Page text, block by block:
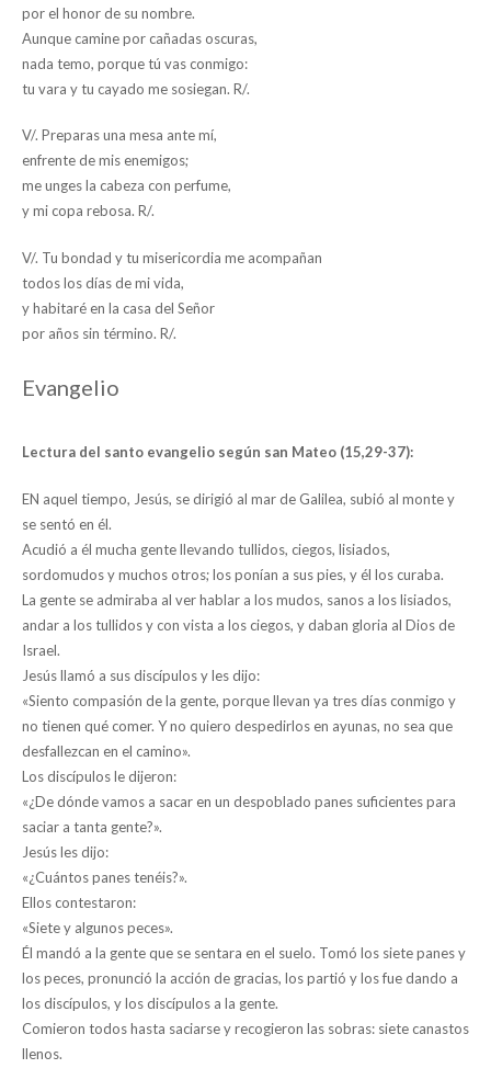
por el honor de su nombre.
Aunque camine por cañadas oscuras,
nada temo, porque tú vas conmigo:
tu vara y tu cayado me sosiegan. R/.
V/. Preparas una mesa ante mí,
enfrente de mis enemigos;
me unges la cabeza con perfume,
y mi copa rebosa. R/.
V/. Tu bondad y tu misericordia me acompañan
todos los días de mi vida,
y habitaré en la casa del Señor
por años sin término. R/.
Evangelio
Lectura del santo evangelio según san Mateo (15,29-37):
EN aquel tiempo, Jesús, se dirigió al mar de Galilea, subió al monte y
se sentó en él.
Acudió a él mucha gente llevando tullidos, ciegos, lisiados,
sordomudos y muchos otros; los ponían a sus pies, y él los curaba.
La gente se admiraba al ver hablar a los mudos, sanos a los lisiados,
andar a los tullidos y con vista a los ciegos, y daban gloria al Dios de
Israel.
Jesús llamó a sus discípulos y les dijo:
«Siento compasión de la gente, porque llevan ya tres días conmigo y
no tienen qué comer. Y no quiero despedirlos en ayunas, no sea que
desfallezcan en el camino».
Los discípulos le dijeron:
«¿De dónde vamos a sacar en un despoblado panes suficientes para
saciar a tanta gente?».
Jesús les dijo:
«¿Cuántos panes tenéis?».
Ellos contestaron:
«Siete y algunos peces».
Él mandó a la gente que se sentara en el suelo. Tomó los siete panes y
los peces, pronunció la acción de gracias, los partió y los fue dando a
los discípulos, y los discípulos a la gente.
Comieron todos hasta saciarse y recogieron las sobras: siete canastos
llenos.